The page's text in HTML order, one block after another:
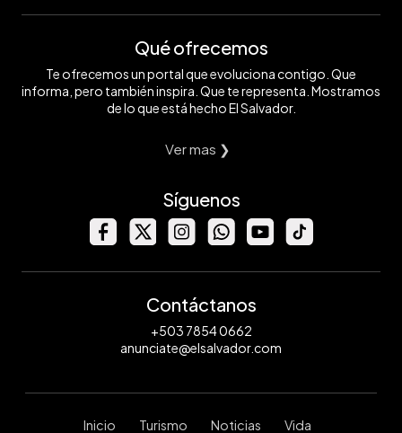
Qué ofrecemos
Te ofrecemos un portal que evoluciona contigo. Que
informa, pero también inspira. Que te representa. Mostramos
de lo que está hecho El Salvador.
Ver mas ❯
Síguenos
Contáctanos
+503 7854 0662
anunciate@elsalvador.com
Inicio Turismo Noticias Vida